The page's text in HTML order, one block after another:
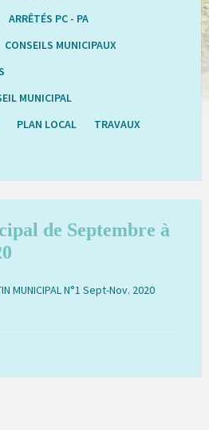
ARRÊTÉS PC - PA
CONSEILS MUNICIPAUX
MUNICIPAL
PLAN LOCAL
TRAVAUX
de Septembre à
MUNICIPAL N°1 Sept-Nov. 2020
pdf